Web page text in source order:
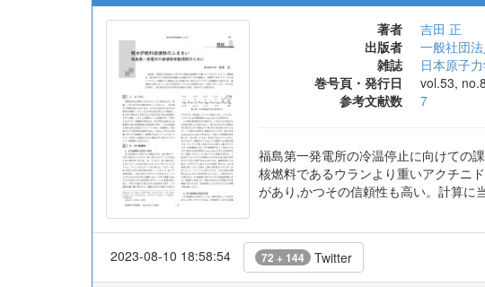
著者
吉田 正
出版者
一般社団
雑誌
日本原子
巻号頁・発行日
vol.53,
参考文献数
7
福島第一発電所の冷温停止に向けての
核燃料であるウランより重いアクチニ
があり,かつその信頼性も高い。計算に
2023-08-10 18:58:54 72 + 144 Twitter